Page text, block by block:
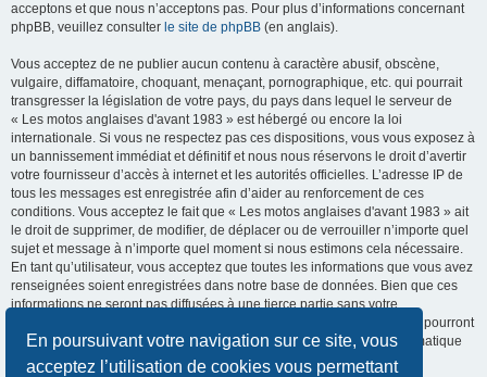
En poursuivant votre navigation sur ce site, vous
acceptez l’utilisation de cookies vous permettant
acceptons et que nous n’acceptons pas. Pour plus d’informations concernant
phpBB, veuillez consulter le site de phpBB (en anglais).
Vous acceptez de ne publier aucun contenu à caractère abusif, obscène,
vulgaire, diffamatoire, choquant, menaçant, pornographique, etc. qui pourrait
transgresser la législation de votre pays, du pays dans lequel le serveur de
« Les motos anglaises d'avant 1983 » est hébergé ou encore la loi
internationale. Si vous ne respectez pas ces dispositions, vous vous exposez à
un bannissement immédiat et définitif et nous nous réservons le droit d’avertir
votre fournisseur d’accès à internet et les autorités officielles. L’adresse IP de
tous les messages est enregistrée afin d’aider au renforcement de ces
conditions. Vous acceptez le fait que « Les motos anglaises d'avant 1983 » ait
le droit de supprimer, de modifier, de déplacer ou de verrouiller n’importe quel
sujet et message à n’importe quel moment si nous estimons cela nécessaire.
En tant qu’utilisateur, vous acceptez que toutes les informations que vous avez
renseignées soient enregistrées dans notre base de données. Bien que ces
informations ne seront pas diffusées à une tierce partie sans votre
consentement, ni « Les motos anglaises d'avant 1983 », ni phpBB, ne pourront
être tenus comme responsables en cas de tentative de piratage informatique
visant à compromettre vos données.